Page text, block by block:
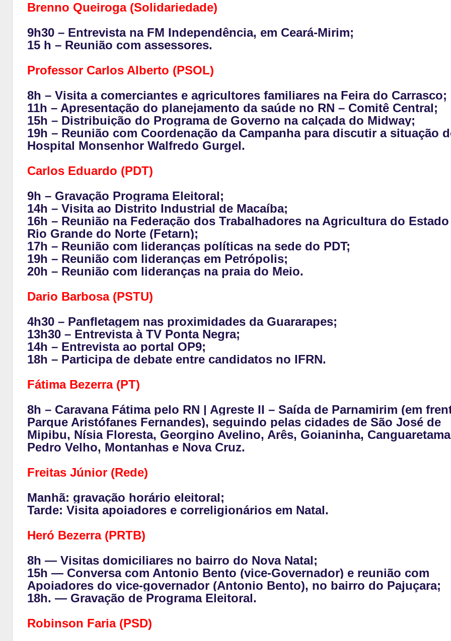
Brenno Queiroga (Solidariedade)
9h30 – Entrevista na FM Independência, em Ceará-Mirim;
15 h – Reunião com assessores.
Professor Carlos Alberto (PSOL)
8h – Visita a comerciantes e agricultores familiares na Feira do Carrasco;
11h – Apresentação do planejamento da saúde no RN – Comitê Central;
15h – Distribuição do Programa de Governo na calçada do Midway;
19h – Reunião com Coordenação da Campanha para discutir a situação
Hospital Monsenhor Walfredo Gurgel.
Carlos Eduardo (PDT)
9h – Gravação Programa Eleitoral;
14h – Visita ao Distrito Industrial de Macaíba;
16h – Reunião na Federação dos Trabalhadores na Agricultura do
Rio Grande do Norte (Fetarn);
17h – Reunião com lideranças políticas na sede do PDT;
19h – Reunião com lideranças em Petrópolis;
20h – Reunião com lideranças na praia do Meio.
Dario Barbosa (PSTU)
4h30 – Panfletagem nas proximidades da Guararapes;
13h30 – Entrevista à TV Ponta Negra;
14h – Entrevista ao portal OP9;
18h – Participa de debate entre candidatos no IFRN.
Fátima Bezerra (PT)
8h – Caravana Fátima pelo RN | Agreste II – Saída de Parnamirim (em
Parque Aristófanes Fernandes), seguindo pelas cidades de São José de
Mipibu, Nísia Floresta, Georgino Avelino, Arês, Goianinha,
Pedro Velho, Montanhas e Nova Cruz.
Freitas Júnior (Rede)
Manhã: gravação horário eleitoral;
Tarde: Visita apoiadores e correligionários em Natal.
Heró Bezerra (PRTB)
8h — Visitas domiciliares no bairro do Nova Natal;
15h — Conversa com Antonio Bento (vice-Governador) e reunião com
Apoiadores do vice-governador (Antonio Bento), no bairro do Pajuçara;
18h. — Gravação de Programa Eleitoral.
Robinson Faria (PSD)